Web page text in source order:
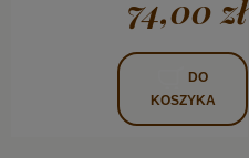
74,00 zł
DO
KOSZYKA